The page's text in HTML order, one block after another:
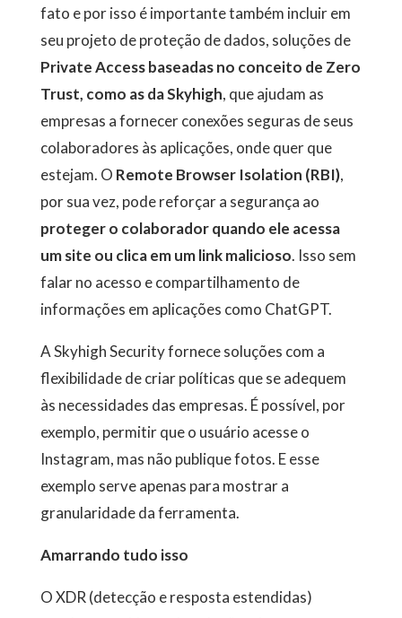
fato e por isso é importante também incluir em
seu projeto de proteção de dados, soluções de
Private Access baseadas no conceito de Zero
Trust, como as daSkyhigh, que ajudam as
empresas a fornecer conexões seguras de seus
colaboradores às aplicações, onde quer que
estejam. O Remote Browser Isolation (RBI),
por sua vez, pode reforçar a segurança ao
proteger o colaborador quando ele acessa
um site ou clica em um link malicioso. Isso sem
falar no acesso e compartilhamento de
informações em aplicações como ChatGPT.
A Skyhigh Security fornece soluções com a
flexibilidade de criar políticas que se adequem
às necessidades das empresas. É possível, por
exemplo, permitir que o usuário acesse o
Instagram, mas não publique fotos. E esse
exemplo serve apenas para mostrar a
granularidade da ferramenta.
Amarrando tudo isso
O XDR (detecção e resposta estendidas)